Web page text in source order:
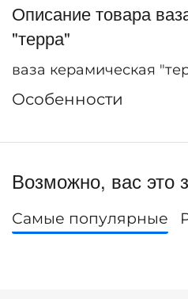
Описание товара
"терра"
ваза керамическая
Особенности
Возможно, вас это
Самые популярные